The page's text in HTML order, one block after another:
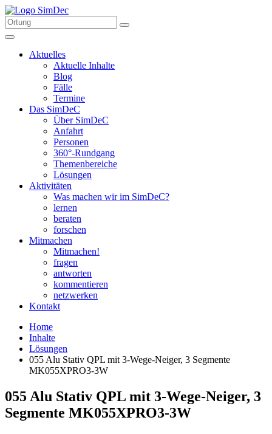
Aktuelles
Aktuelle Inhalte
Blog
Fälle
Termine
Das SimDeC
Über SimDeC
Anfahrt
Personen
360°-Rundgang
Themenbereiche
Lösungen
Aktivitäten
Was machen wir im SimDeC?
lernen
beraten
forschen
Mitmachen
Mitmachen!
fragen
antworten
kommentieren
netzwerken
Kontakt
Home
Inhalte
Lösungen
055 Alu Stativ QPL mit 3-Wege-Neiger, 3 Segmente
MK055XPRO3-3W
055 Alu Stativ QPL mit 3-Wege-Neiger, 3
Segmente MK055XPRO3-3W